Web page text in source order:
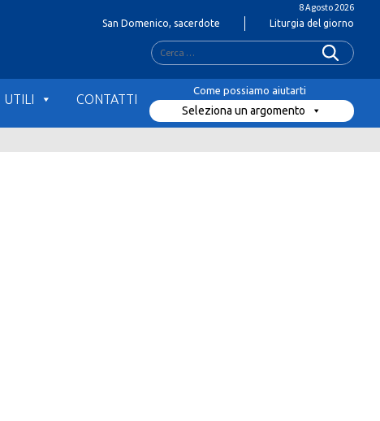
8 Agosto 2026
San Domenico, sacerdote Liturgia del giorno
Ricerca
per:
UTILI CONTATTI
Seleziona un argomento